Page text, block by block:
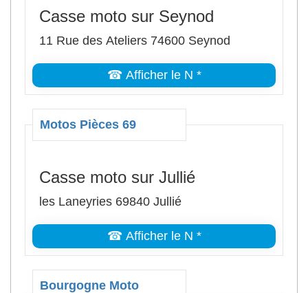
Casse moto sur Seynod
11 Rue des Ateliers 74600 Seynod
☎ Afficher le N *
Motos Pièces 69
Casse moto sur Jullié
les Laneyries 69840 Jullié
☎ Afficher le N *
Bourgogne Moto